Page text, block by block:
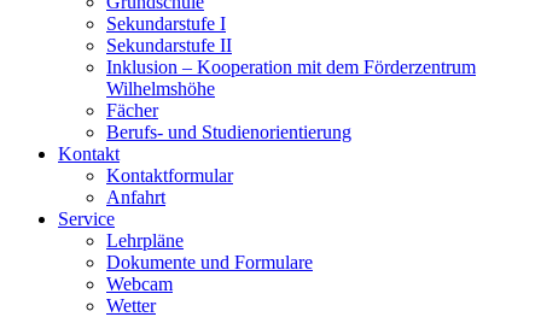
Sekundarstufe I
Sekundarstufe II
Inklusion – Kooperation mit dem Förderzentrum
Wilhelmshöhe
Fächer
Berufs- und Studienorientierung
Kontakt
Kontaktformular
Anfahrt
Service
Lehrpläne
Dokumente und Formulare
Webcam
Wetter